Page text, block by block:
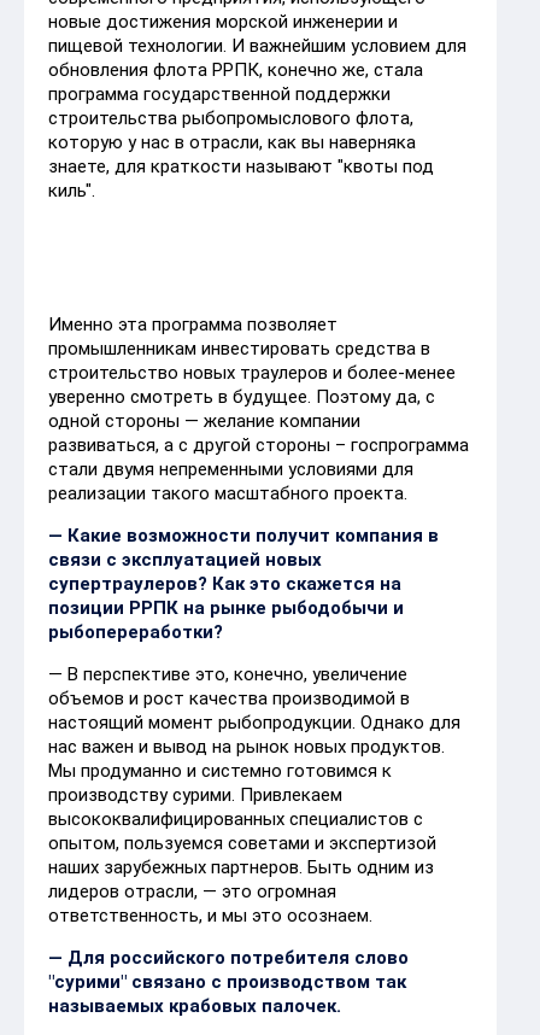
новые достижения морской инженерии и
пищевой технологии. И важнейшим условием для
обновления флота РРПК, конечно же, стала
программа государственной поддержки
строительства рыбопромыслового флота,
которую у нас в отрасли, как вы наверняка
знаете, для краткости называют "квоты под
киль".
Именно эта программа позволяет
промышленникам инвестировать средства в
строительство новых траулеров и более-менее
уверенно смотреть в будущее. Поэтому да, с
одной стороны — желание компании
развиваться, а с другой стороны – госпрограмма
стали двумя непременными условиями для
реализации такого масштабного проекта.
— Какие возможности получит компания в
связи с эксплуатацией новых
супертраулеров? Как это скажется на
позиции РРПК на рынке рыбодобычи и
рыбопереработки?
— В перспективе это, конечно, увеличение
объемов и рост качества производимой в
настоящий момент рыбопродукции. Однако для
нас важен и вывод на рынок новых продуктов.
Мы продуманно и системно готовимся к
производству сурими. Привлекаем
высококвалифицированных специалистов с
опытом, пользуемся советами и экспертизой
наших зарубежных партнеров. Быть одним из
лидеров отрасли, — это огромная
ответственность, и мы это осознаем.
— Для российского потребителя слово
"сурими" связано с производством так
называемых крабовых палочек.